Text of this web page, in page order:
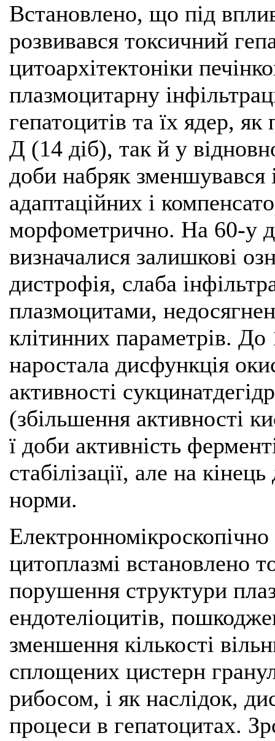
Встановлено, що під
розвивався токсичний
цитоархітектоніки
плазмоцитарну
гепатоцитів та їх ядер,
Д (14 діб), так й у
доби набряк зменшувався
адаптаційних і
морфометрично. На 60-у
визначалися залишкові
дистрофія, слаба
плазмоцитами,
клітинних параметрів. До
наростала дисфункція
активності
(збільшення активності
ї доби активність
стабілізації, але на
норми.
цитоплазмі встановлено
порушення структури
ендотеліоцитів,
зменшення кількості
сплощених цистерн
рибосом, і як наслідок,
процеси в гепатоцитах.